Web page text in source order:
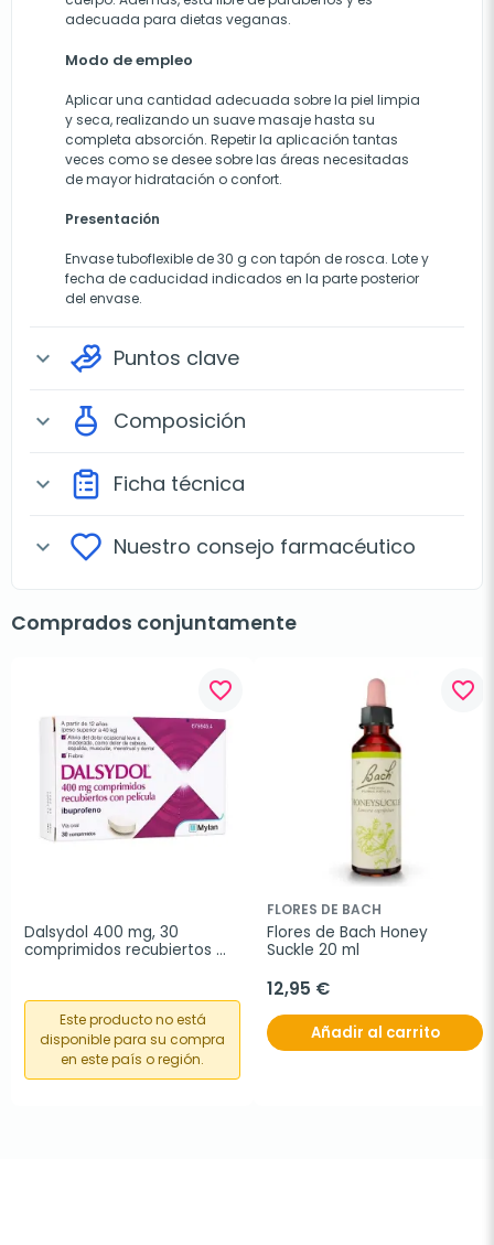
adecuada para dietas veganas.
Modo de empleo
Aplicar una cantidad adecuada sobre la piel limpia
y seca, realizando un suave masaje hasta su
completa absorción. Repetir la aplicación tantas
veces como se desee sobre las áreas necesitadas
de mayor hidratación o confort.
Presentación
Envase tuboflexible de 30 g con tapón de rosca. Lote y
fecha de caducidad indicados en la parte posterior
del envase.
expand_more Puntos clave
expand_more Composición
expand_more Ficha técnica
expand_more Nuestro consejo farmacéutico
Comprados conjuntamente
favorite_border
Dalsydol 400 mg, 30
comprimidos recubiertos
Este producto no está
disponible para su compra
en este país o región.
favorite_border
FLORES DE BACH
Flores de Bach Honey
Suckle 20 ml
12,95 €
Añadir al carrito